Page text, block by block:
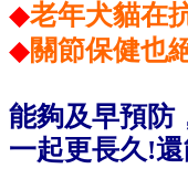
◆老年犬貓在
◆關節保健也
能夠及早預防
一起更長久!